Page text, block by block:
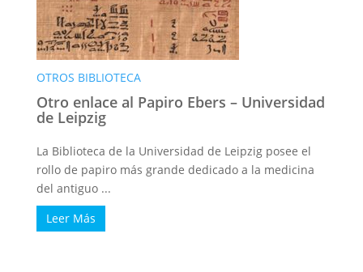
OTROS BIBLIOTECA
Otro enlace al Papiro Ebers – Universidad
de Leipzig
La Biblioteca de la Universidad de Leipzig posee el
rollo de papiro más grande dedicado a la medicina
del antiguo ...
Leer Más